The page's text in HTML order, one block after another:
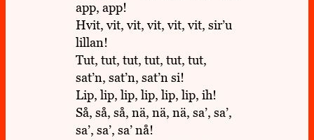
app, app!
Hvit, vit, vit, vit, vit, vit, sir’u
lillan!
Tut, tut, tut, tut, tut, tut,
sat’n, sat’n, sat’n si!
Lip, lip, lip, lip, lip, lip, ih!
Så, så, så, nä, nä, nä, sa’, sa’,
sa’, sa’, sa’ nå!